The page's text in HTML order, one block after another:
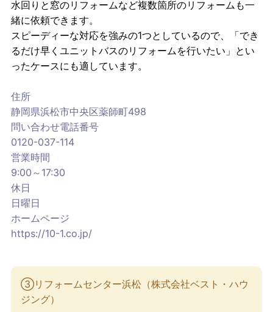
水回りと窓のリフォームなど複数箇所のリフォームも一
緒に依頼できます。
スピーディーな対応を強みの1つとしているので、「でき
るだけ早くユニットバスのリフォームを行いたい」とい
ったケースにも適しています。
住所
静岡県浜松市中央区薬師町498
問い合わせ電話番号
0120-037-114
営業時間
9:00～17:30
休日
日曜日
ホームページ
https://10-1.co.jp/
③リフォームセンター浜松（株式会社ベスト・ハウ
ジング）